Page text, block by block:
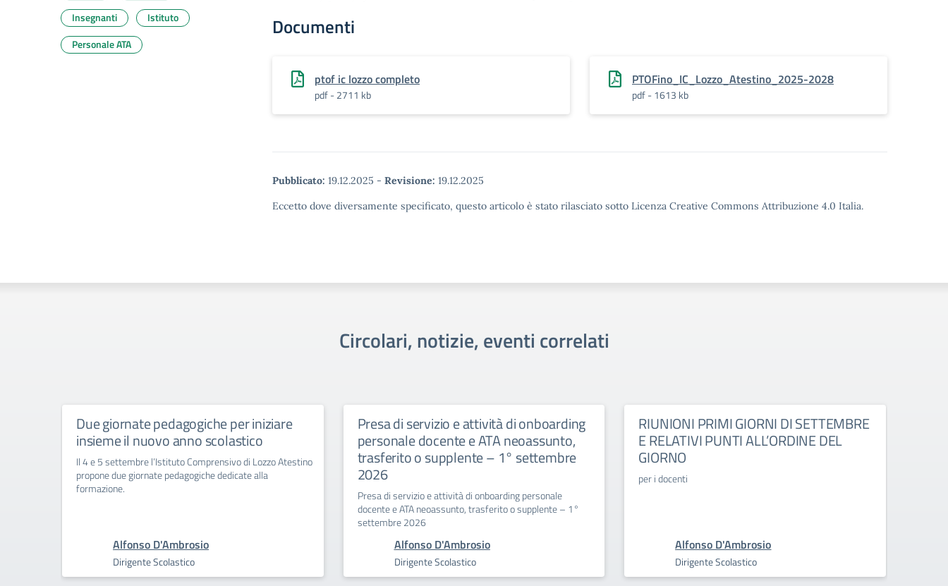
Documenti
ptof ic lozzo completo
pdf - 2711 kb
PTOFino_IC_Lozzo_Atestino_2025-2028
pdf - 1613 kb
Pubblicato: 19.12.2025 - Revisione: 19.12.2025
Eccetto dove diversamente specificato, questo articolo è stato rilasciato sotto Licenza Creative Commons Attribuzione 4.0 Italia.
Insegnanti
Istituto
Personale ATA
Circolari, notizie, eventi correlati
Due giornate pedagogiche per iniziare
insieme il nuovo anno scolastico
Il 4 e 5 settembre l’Istituto Comprensivo di Lozzo Atestino
propone due giornate pedagogiche dedicate alla
formazione.
Alfonso D'Ambrosio
Dirigente Scolastico
Presa di servizio e attività di onboarding
personale docente e ATA neoassunto,
trasferito o supplente – 1° settembre
2026
Presa di servizio e attività di onboarding personale
docente e ATA neoassunto, trasferito o supplente – 1°
settembre 2026
Alfonso D'Ambrosio
Dirigente Scolastico
RIUNIONI PRIMI GIORNI DI SETTEMBRE
E RELATIVI PUNTI ALL’ORDINE DEL
GIORNO
per i docenti
Alfonso D'Ambrosio
Dirigente Scolastico